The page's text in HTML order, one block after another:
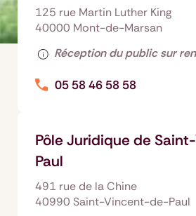
125 rue Martin Luther King
40000 Mont-de-Marsan
Réception du public sur
05 58 46 58 58
Pôle Juridique de
Paul
491 rue de la Chine
40990 Saint-Vincent-de-Paul